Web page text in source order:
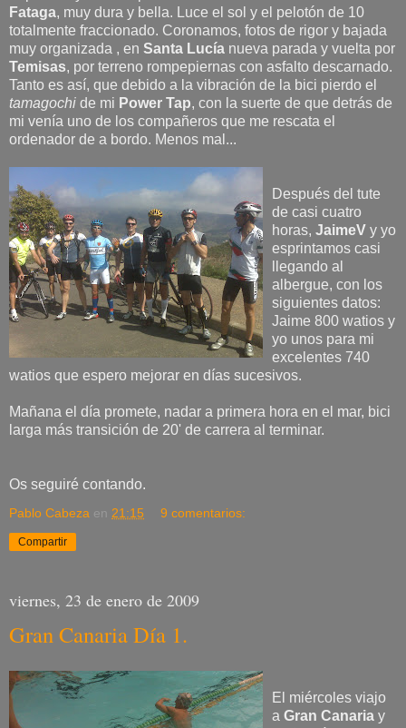
Fataga, muy dura y bella. Luce el sol y el pelotón de 10
totalmente fraccionado. Coronamos, fotos de rigor y bajada
muy organizada , en Santa Lucía nueva parada y vuelta por
Temisas, por terreno rompepiernas con asfalto descarnado.
Tanto es así, que debido a la vibración de la bici pierdo el
tamagochi de mi Power Tap, con la suerte de que detrás de
mi venía uno de los compañeros que me rescata el
ordenador de a bordo. Menos mal...
Después del tute
de casi cuatro
horas, JaimeV y yo
esprintamos casi
llegando al
albergue, con los
siguientes datos:
Jaime 800 watios y
yo unos para mi
excelentes 740
watios que espero mejorar en días sucesivos.
Mañana el día promete, nadar a primera hora en el mar, bici
larga más transición de 20' de carrera al terminar.
Os seguiré contando.
Pablo Cabeza en 21:15 9 comentarios:
Compartir
viernes, 23 de enero de 2009
Gran Canaria Día 1.
El miércoles viajo
a Gran Canaria y